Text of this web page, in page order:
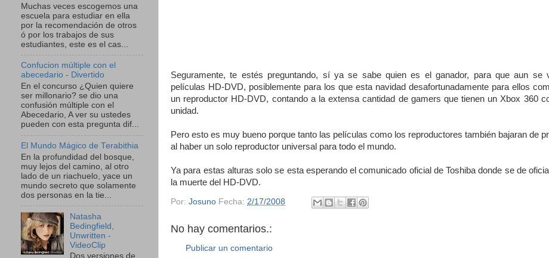
Seguramente, te estés preguntando, sí ya se sabe quien es el ganador, para que aun se
películas HD-DVD, posiblemente para los que esta navidad desafortunadamente para ellos
un reproductor HD-DVD, contando a la extensa cantidad de gamers que tienen un Xbox 360
unidad.
Pero esto es muy bueno porque tanto las películas como los reproductores también bajaran de
al haber un solo reproductor universal para todo el mundo.
Ya para estas alturas solo se esta esperando el comunicado oficial de Toshiba donde se de
la muerte del HD-DVD.
Por: Josuno Fecha: 2/17/2008
No hay comentarios.:
Publicar un comentario
Muchas veces escogemos una
escuela para estudiar en ella
por la recomendación de otros
ó por los trabajos de sus
estudiantes, este es el cas...
Confucion múltiple con el
abecedario - Divertido
En el concurso ¿Quien quiere
ser millonario? se dio una
confusión múltiple con el
Abecedario, A ver su ustedes
pueden con esta pregunta dif...
El Mundo Mágico de Terabithia
En la profundidad del bosque,
muy lejos del camino, al otro
lado de un riachuelo, yace un
mundo secreto que solamente
dos personas en la tie...
Natasha
Bedingfield,
Unwritten -
VideoClip
Dos versiones de